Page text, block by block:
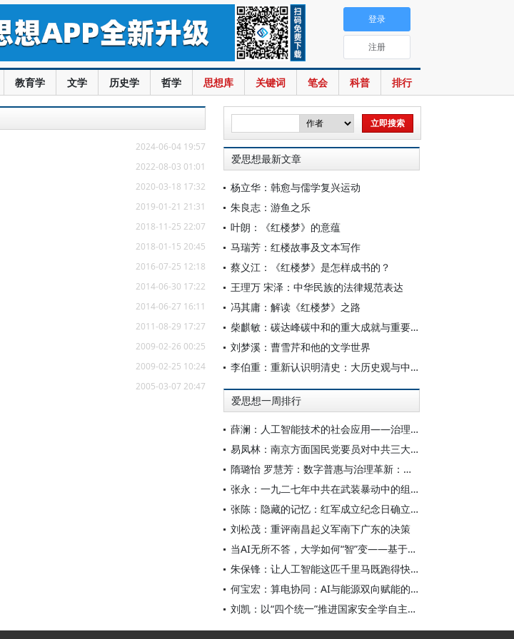
教育学 文学 历史学 哲学 思想库 关键词 笔会 科普 排行
登录
注册
2024-06-04 19:57
2022-08-03 01:01
2020-03-18 17:32
2019-01-21 21:31
2018-11-25 22:07
2018-01-15 20:45
2016-07-25 12:18
2014-06-30 17:22
2014-06-27 16:11
2011-08-29 17:27
2009-02-26 00:25
2009-02-25 10:24
2005-03-07 20:47
爱思想最新文章
杨立华：韩愈与儒学复兴运动
朱良志：游鱼之乐
叶朗：《红楼梦》的意蕴
马瑞芳：红楼故事及文本写作
蔡义江：《红楼梦》是怎样成书的？
王理万 宋泽：中华民族的法律规范表达
冯其庸：解读《红楼梦》之路
柴麒敏：碳达峰碳中和的重大成就与重要任务
刘梦溪：曹雪芹和他的文学世界
李伯重：重新认识明清史：大历史观与中国史学创新
爱思想一周排行
薛澜：人工智能技术的社会应用——治理挑战
易凤林：南京方面国民党要员对中共三大起义的反应
隋璐怡 罗慧芳：数字普惠与治理革新：中国人工智能赋能全球南方发展
张永：一九二七年中共在武装暴动中的组织转型
张陈：隐藏的记忆：红军成立纪念日确立前中共对南昌起义的纪念
刘松茂：重评南昌起义军南下广东的决策
当AI无所不答，大学如何“智”变——基于全国400余所高校本科生AI使用情况的调查与思考
朱保锋：让人工智能这匹千里马既跑得快又跑得稳
何宝宏：算电协同：AI与能源双向赋能的关键引擎
刘凯：以“四个统一”推进国家安全学自主知识体系构建